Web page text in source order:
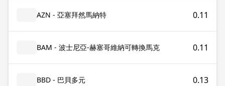
AZN - 亞塞拜然馬納特 0.11
BAM - 波士尼亞-赫塞哥維納可轉換馬克 0.11
BBD - 巴貝多元 0.13